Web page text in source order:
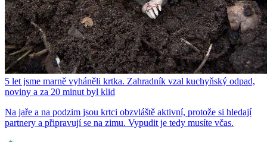
5 let jsme marně vyháněli krtka. Zahradník vzal kuchyňský odpad,
noviny a za 20 minut byl klid
Na jaře a na podzim jsou krtci obzvláště aktivní, protože si hledají
partnery a připravují se na zimu. Vypudit je tedy musíte včas.